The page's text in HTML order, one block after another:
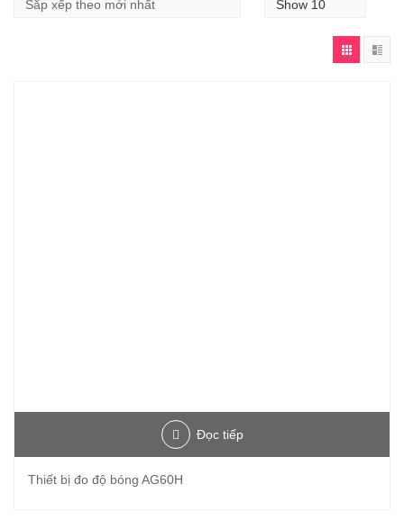
Đọc tiếp
Thiết bị đo độ bóng AG60H